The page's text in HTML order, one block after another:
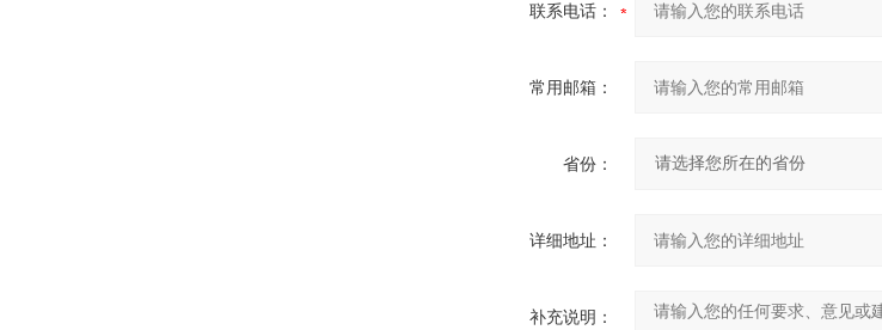
联系电话：
常用邮箱：
省份：
详细地址：
补充说明：